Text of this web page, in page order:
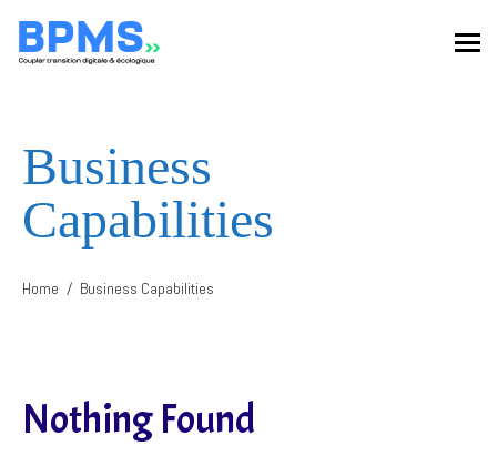
Business
Capabilities
Home Business Capabilities
Nothing Found